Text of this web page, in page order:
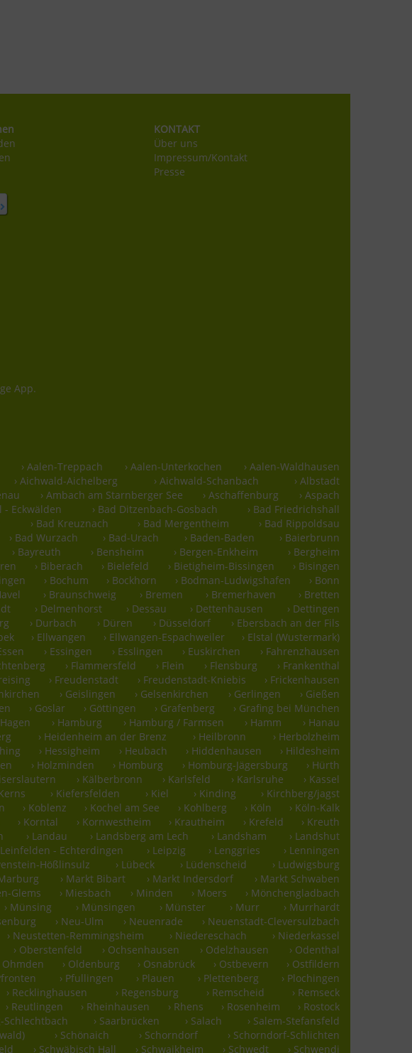
KONTAKT
Über uns
Impressum/Kontakt
Presse
App.
› Aalen-Treppach › Aalen-Unterkochen
› Aalen-Waldhausen
› Aichwald-Aichelberg › Aichwald-Schanbach
› Albstadt
› Ambach am Starnberger See › Aschaffenburg
› Aspach
- Eckwälden › Bad Ditzenbach-Gosbach
› Bad Friedrichshall
› Bad Kreuznach › Bad Mergentheim
› Bad Rippoldsau
› Bad Wurzach › Bad-Urach › Baden-Baden
› Baierbrunn
› Bayreuth › Bensheim › Bergen-Enkheim
› Bergheim
› Biberach › Bielefeld › Bietigheim-Bissingen
› Bisingen
› Bochum › Bockhorn › Bodman-Ludwigshafen
› Bonn
› Braunschweig › Bremen › Bremerhaven
› Bretten
› Delmenhorst › Dessau › Dettenhausen
› Dettingen
› Durbach › Düren › Düsseldorf
› Ebersbach an der Fils
› Ellwangen › Ellwangen-Espachweiler
› Elstal (Wustermark)
› Essingen › Esslingen › Euskirchen
› Fahrenzhausen
› Flammersfeld › Flein › Flensburg
› Frankenthal
› Freudenstadt › Freudenstadt-Kniebis
› Frickenhausen
› Geislingen › Gelsenkirchen › Gerlingen
› Gießen
› Goslar › Göttingen › Grafenberg
› Grafing bei München
Hagen › Hamburg › Hamburg / Farmsen › Hamm
› Hanau
› Heidenheim an der Brenz › Heilbronn
› Herbolzheim
› Hessigheim › Heubach › Hiddenhausen
› Hildesheim
› Holzminden › Homburg › Homburg-Jägersburg
› Hürth
› Kälberbronn › Karlsfeld › Karlsruhe
› Kassel
› Kiefersfelden › Kiel › Kinding
› Kirchberg/jagst
› Koblenz › Kochel am See › Kohlberg › Köln
› Köln-Kalk
› Korntal › Kornwestheim › Krautheim › Krefeld
› Kreuth
› Landau › Landsberg am Lech › Landsham
› Landshut
Leinfelden - Echterdingen › Leipzig › Lenggries
› Lenningen
Hößlinsulz › Lübeck › Lüdenscheid
› Ludwigsburg
› Markt Bibart › Markt Indersdorf
› Markt Schwaben
Glems › Miesbach › Minden › Moers
› Mönchengladbach
› Münsing › Münsingen › Münster › Murr
› Murrhardt
› Neu-Ulm › Neuenrade
› Neuenstadt-Cleversulzbach
› Neustetten-Remmingsheim › Niedereschach
› Niederkassel
› Oberstenfeld › Ochsenhausen › Odelzhausen
› Odenthal
Ohmden › Oldenburg › Osnabrück › Ostbevern
› Ostfildern
› Pfullingen › Plauen › Plettenberg
› Plochingen
› Recklinghausen › Regensburg › Remscheid
› Remseck
› Reutlingen › Rheinhausen › Rhens › Rosenheim
› Rostock
Schlechtbach › Saarbrücken › Salach
› Salem-Stefansfeld
› Schönaich › Schorndorf
› Schorndorf-Schlichten
› Schwäbisch Hall › Schwaikheim › Schwedt › Schwendi